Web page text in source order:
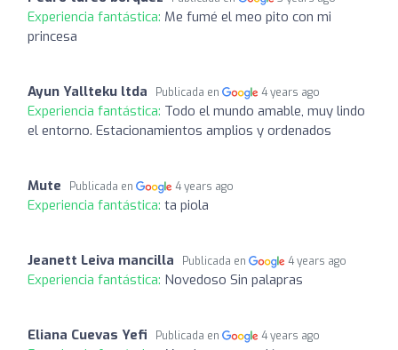
Experiencia fantástica: Me fumé el meo pito con mi
princesa
Ayun Yallteku ltda Publicada en 4 years ago
Experiencia fantástica: Todo el mundo amable, muy lindo
el entorno. Estacionamientos amplios y ordenados
Mute Publicada en 4 years ago
Experiencia fantástica: ta piola
Jeanett Leiva mancilla Publicada en 4 years ago
Experiencia fantástica: Novedoso Sin palapras
Eliana Cuevas Yefi Publicada en 4 years ago